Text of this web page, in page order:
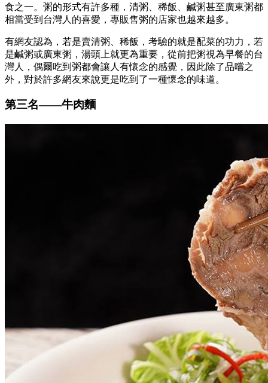
食之一。粥的形式有許多種，清粥、稀飯、鹹粥甚至廣東粥都
相當受到台灣人的喜愛，專販售粥的店家也越來越多。
有網友認為，若是賣清粥、稀飯，考驗的就是配菜的功力，若
是鹹粥或廣東粥，湯頭上就更為重要，從前把粥視為早餐的台
灣人，偶爾吃到粥都會讓人有懷念的感覺，因此除了品嚐之
外，對於許多網友來說更是吃到了一種懷念的味道。
第三名——牛肉麵